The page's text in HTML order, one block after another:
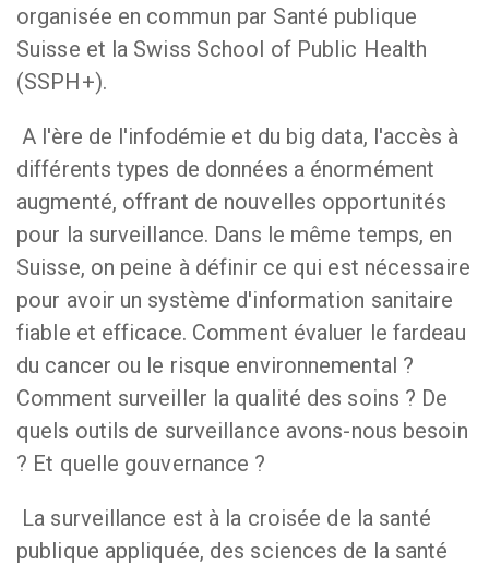
organisée en commun par Santé publique
Suisse et la Swiss School of Public Health
(SSPH+).
A l'ère de l'infodémie et du big data, l'accès à
différents types de données a énormément
augmenté, offrant de nouvelles opportunités
pour la surveillance. Dans le même temps, en
Suisse, on peine à définir ce qui est nécessaire
pour avoir un système d'information sanitaire
fiable et efficace. Comment évaluer le fardeau
du cancer ou le risque environnemental ?
Comment surveiller la qualité des soins ? De
quels outils de surveillance avons-nous besoin
? Et quelle gouvernance ?
La surveillance est à la croisée de la santé
publique appliquée, des sciences de la santé